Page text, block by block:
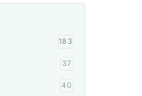
183
37
40